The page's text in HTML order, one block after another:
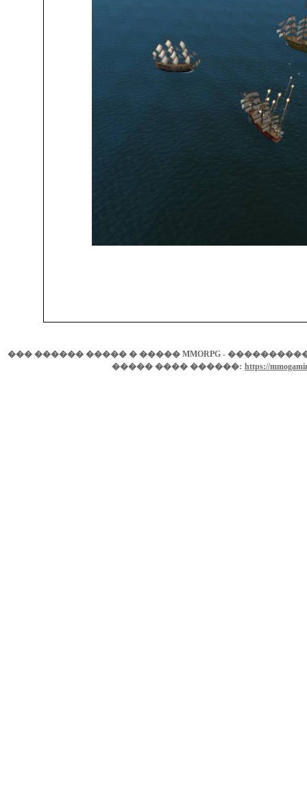
��� ������ ����� � ����� MMORPG - ����������
����� ���� ������: https://